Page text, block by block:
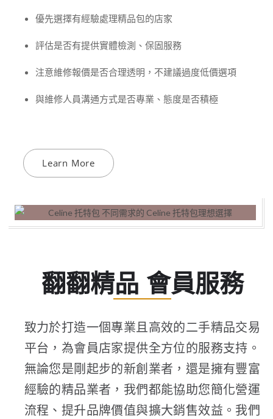
優先選擇有經驗處理精品包的店家
評估是否有提供實體檢測、保固服務
注意維修報價是否合理透明，不建議過度低價選項
與維修人員溝通方式是否專業、態度是否積極
Learn More
翻翻精品 會員服務
致力於打造一個專業且高效的二手精品交易
平台，為會員店家提供全方位的服務支持。
無論您是剛起步的新創業者，還是擁有豐富
經驗的精品業者，我們都能協助您簡化營運
流程、提升品牌價值與擴大銷售效益。我們